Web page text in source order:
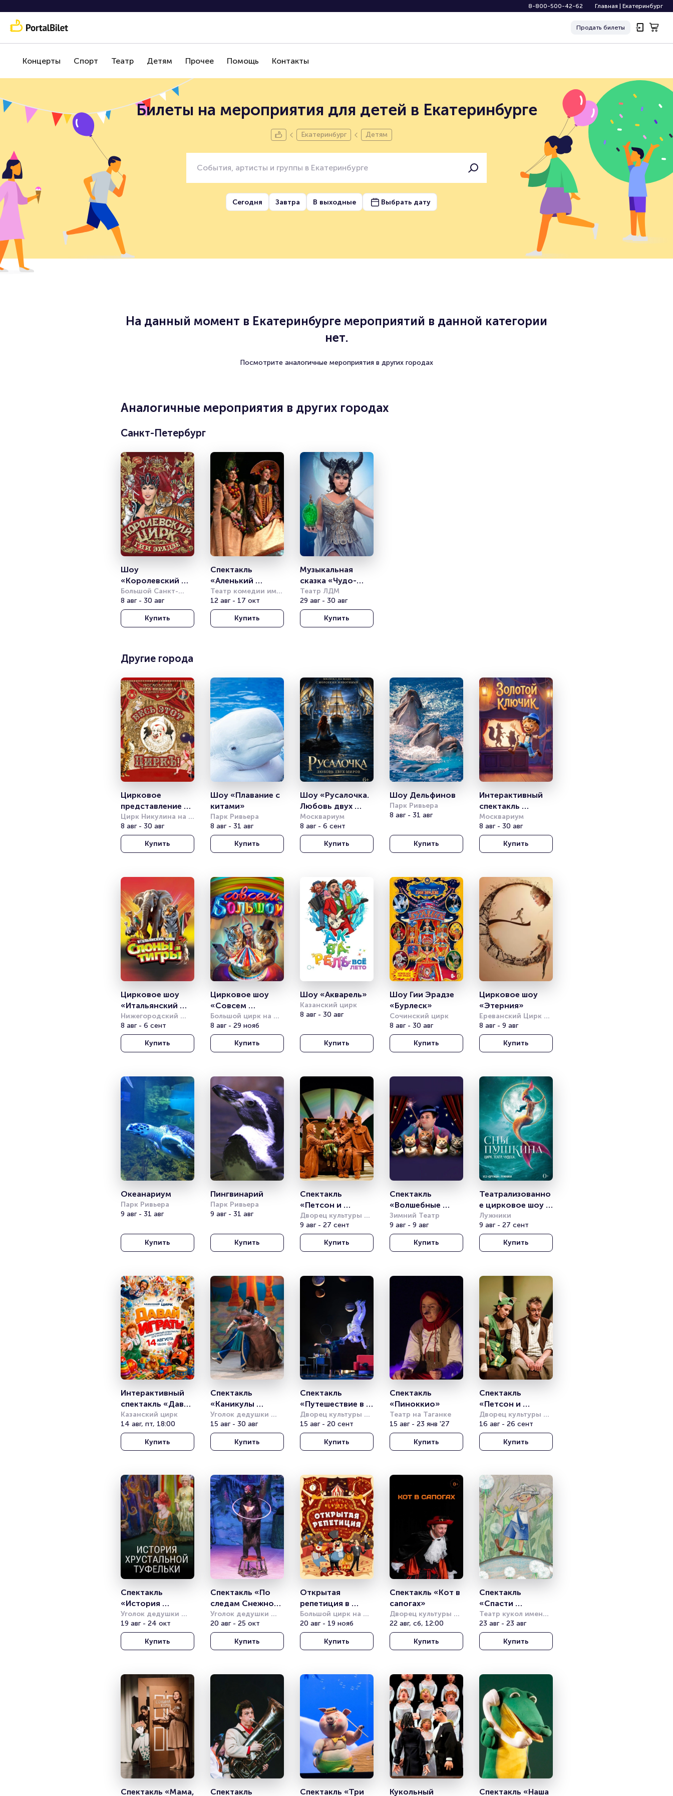
8-800-500-42-62 Главная Екатеринбург
Продать билеты
Концерты Спорт Театр Детям Прочее Помощь Контакты
Билеты на мероприятия для детей в Екатеринбурге
Екатеринбург Детям
Сегодня Завтра В выходные Выбрать дату
На данный момент в Екатеринбурге мероприятий в данной категории
нет.
Посмотрите аналогичные мероприятия в других городах
Аналогичные мероприятия в других городах
Санкт-Петербург
Шоу
«Королевский
цирк»
Большой Санкт-
Петербургский
государственный
8 авг - 30 авг
Купить
Спектакль
«Аленький
цветочек»
Театр комедии им.
Акимова
12 авг - 17 окт
Купить
Музыкальная
сказка «Чудо-
Юдо»
Театр ЛДМ
29 авг - 30 авг
Купить
Другие города
Цирковое
представление
«Весь этот
циркъ»
Цирк Никулина на
Цветном бульваре
8 авг - 30 авг
Купить
Шоу «Плавание с
китами»
Парк Ривьера
8 авг - 31 авг
Купить
Шоу «Русалочка.
Любовь двух
миров»
Москвариум
8 авг - 6 сент
Купить
Шоу Дельфинов
Парк Ривьера
8 авг - 31 авг
Купить
Интерактивный
спектакль
«Золотой
Ключик»
Москвариум
8 авг - 30 авг
Купить
Цирковое шоу
«Итальянский
цирк: слоны и
тигры»
Нижегородский
цирк
8 авг - 6 сент
Купить
Цирковое шоу
«Совсем
большой»
Большой цирк на
проспекте
Вернадского
8 авг - 29 нояб
Купить
Шоу «Акварель»
Казанский цирк
8 авг - 30 авг
Купить
Шоу Гии Эрадзе
«Бурлеск»
Сочинский цирк
8 авг - 30 авг
Купить
Цирковое шоу
«Этерния»
Ереванский Цирк
(Ташир Арена)
8 авг - 9 авг
Купить
Океанариум
Парк Ривьера
9 авг - 31 авг
Купить
Пингвинарий
Парк Ривьера
9 авг - 31 авг
Купить
Спектакль
«Петсон и
Финдус. А где же
Юсси?» (Театр
Комикс)
Дворец культуры
имени Горбунова
9 авг - 27 сент
Купить
Спектакль
«Волшебные
кошки Куклачева»
Зимний Театр
9 авг - 9 авг
Купить
Театрализованно
е цирковое шоу
«Сны Пушкина»
Лужники
9 авг - 27 сент
Купить
Интерактивный
спектакль «Давай
играть!»
Казанский цирк
14 авг, пт, 18:00
Купить
Спектакль
«Каникулы
Джинна»
Уголок дедушки
Дурова
15 авг - 30 авг
Купить
Спектакль
«Путешествие в
космос» (Театр
Комикс)
Дворец культуры
имени Горбунова
15 авг - 20 сент
Купить
Спектакль
Театр на Таганке
15 авг - 23 янв '27
Купить
Спектакль
«Петсон и
Финдус» (Театр
Комикс)
Дворец культуры
имени Горбунова
16 авг - 26 сент
Купить
Спектакль
«История
хрустальной
туфельки»
Уголок дедушки
Дурова
19 авг - 24 окт
Купить
Спектакль «По
следам Снежной
Королевы»
Уголок дедушки
Дурова
20 авг - 25 окт
Купить
Открытая
репетиция в
цирке
Большой цирк на
проспекте
Вернадского
20 авг - 19 нояб
Купить
Спектакль «Кот в
сапогах»
Дворец культуры
имени Горбунова
22 авг, сб, 12:00
Купить
Спектакль
«Спасти
Бибигона!»
Театр кукол имени
С.В. Образцова
23 авг - 23 авг
Купить
Спектакль «Мама, Спектакль Спектакль «Три Кукольный Спектакль «Наша